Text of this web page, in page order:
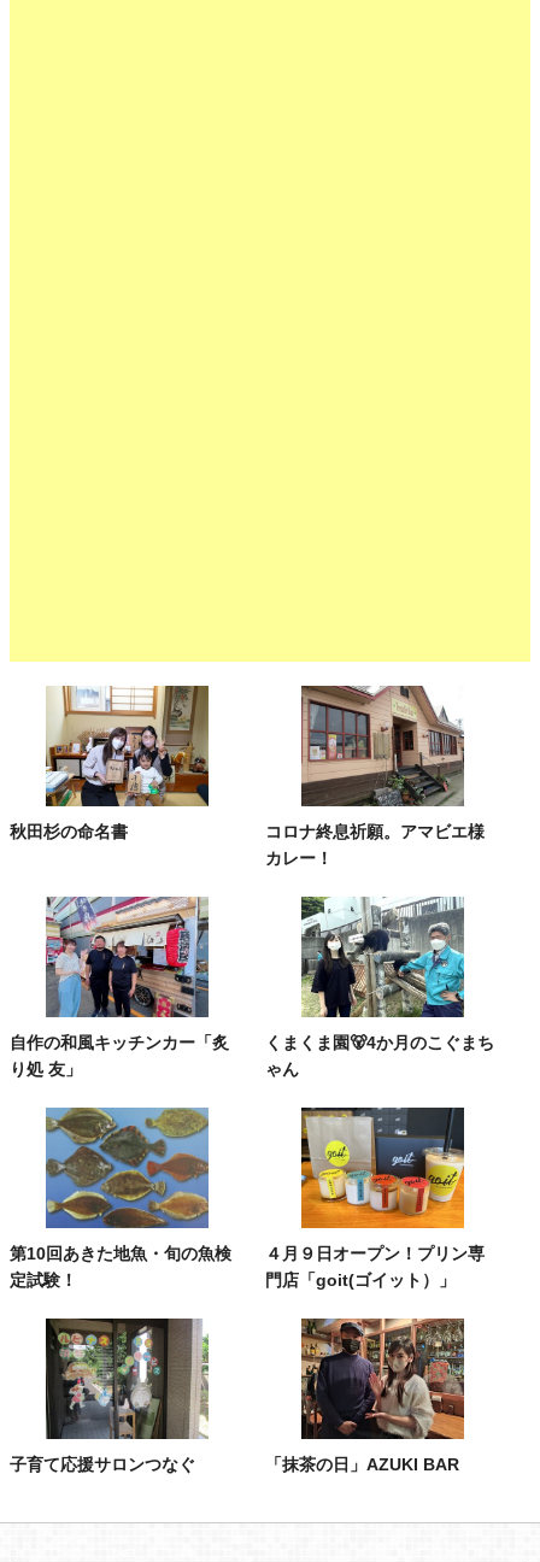
秋田杉の命名書
コロナ終息祈願。アマビエ様
カレー！
自作の和風キッチンカー「炙
り処 友」
くまくま園🐻4か月のこぐまち
ゃん
第10回あきた地魚・旬の魚検
定試験！
４月９日オープン！プリン専
門店「goit(ゴイット）」
子育て応援サロンつなぐ 「抹茶の日」AZUKI BAR